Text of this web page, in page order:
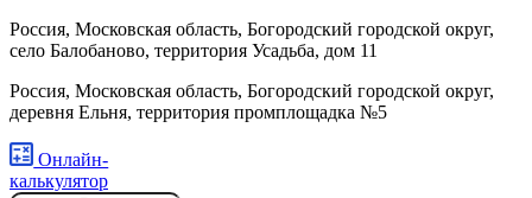
Россия, Московская область, Богородский городской округ,
село Балобаново, территория Усадьба, дом 11
Россия, Московская область, Богородский городской округ,
деревня Ельня, территория промплощадка №5
Онлайн-
калькулятор